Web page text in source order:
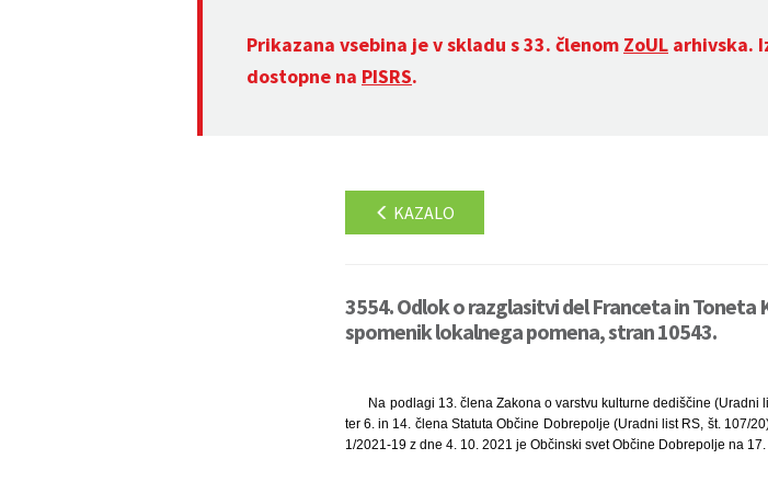
Prikazana vsebina je v skladu s 33. členom ZoUL arhivska.
dostopne na PISRS.
KAZALO
3554. Odlok o razglasitvi del Franceta in Toneta
spomenik lokalnega pomena, stran 10543.
Na podlagi 13. člena Zakona o varstvu kulturne dediščine (Uradni
ter 6. in 14. člena Statuta Občine Dobrepolje (Uradni list RS, št. 107/
1/2021-19 z dne 4. 10. 2021 je Občinski svet Občine Dobrepolje na